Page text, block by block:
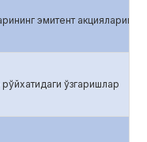
эмитент акцияларига
ўзгаришлар